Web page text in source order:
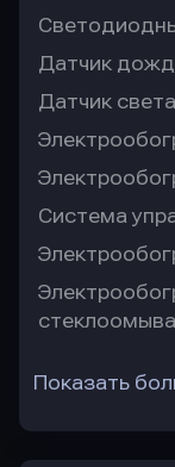
Датчик
Датчик света
Система
Показать